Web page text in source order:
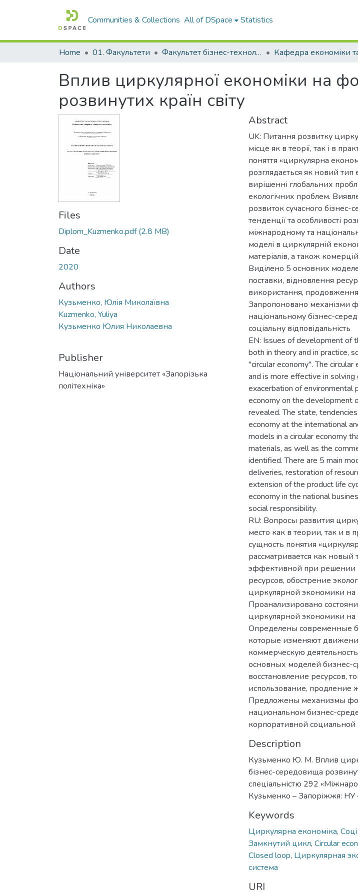
Communities & Collections All of DSpace Statistics
Home 01. Факультети Факультет бізнес-технологій та економіки
Вплив циркулярної економіки на
розвинутих країн світу
Files
Diplom_Kuzmenko.pdf(2.8 MB)
Date
2020
Authors
Кузьменко, Юлія Миколаївна
Kuzmenko, Yuliya
Кузьменко Юлия Николаевна
Publisher
Національний університет «Запорізька
політехніка»
Abstract
UK: Питання розвитку
місце як в теорії, так і в
поняття «циркулярна
розглядається як новий
вирішенні глобальних
екологічних проблем.
розвиток сучасного
тенденції та особливості
міжнародному та
моделі в циркулярній
матеріалів, а також
Виділено 5 основних
поставки, відновлення
використання,
Запропоновано механізми
національному бізнес-
соціальну відповідальність
EN: Issues of development of
both in theory and in practice,
"circular economy". The
and is more effective in
exacerbation of environmental
economy on the development
revealed. The state,
economy at the international
models in a circular economy
materials, as well as the
identified. There are 5 main
deliveries, restoration of
extension of the product life
economy in the national
social responsibility.
RU: Вопросы развития
место как в теории, так и в
сущность понятия
рассматривается как новый
эффективной при решении
ресурсов, обострение
циркулярной экономики
Проанализировано
циркулярной экономики
Определены современные
которые изменяют
коммерческую
основных моделей бизнес-
восстановление ресурсов,
использование, продление
Предложены механизмы
национальном бизнес-
корпоративной социальной
Description
Кузьменко Ю. М. Вплив
бізнес-середовища
спеціальністю 292
Кузьменко – Запоріжжя: НУ
Keywords
Циркулярна економіка,
Замкнутий цикл, Circular
Closed loop, Циркулярная
система
URI